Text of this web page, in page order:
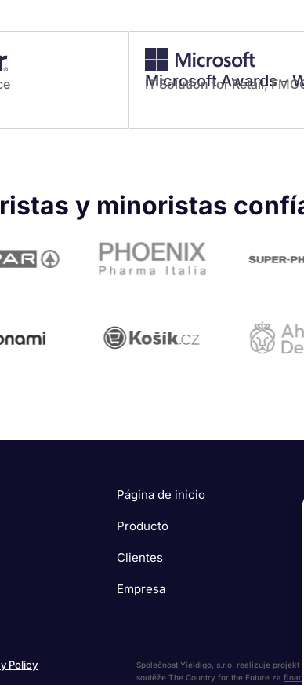
Microsoft Awards -
IT Solution for Retail,
y minoristas
Página de inicio
Producto
Clientes
Empresa
Policy
Společnost Yieldigo, s.r.o. realizuje projekt
soutěže The Country for the Future za